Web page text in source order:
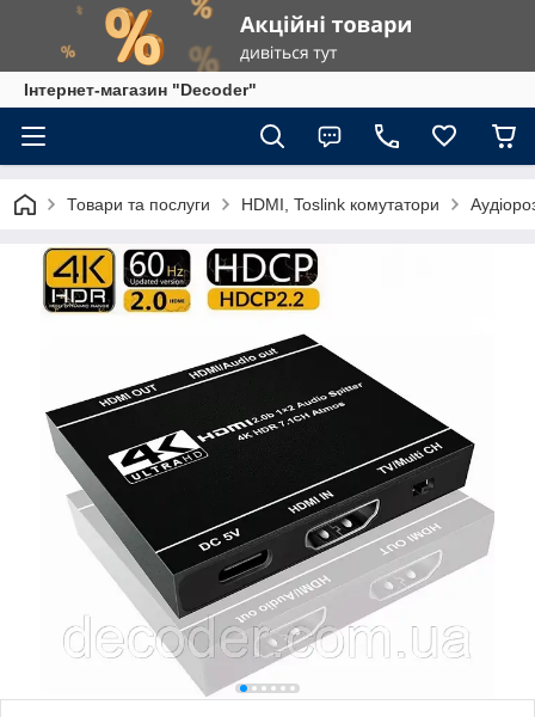
Інтернет-магазин "Decoder"
Товари та послуги HDMI, Toslink комутатори